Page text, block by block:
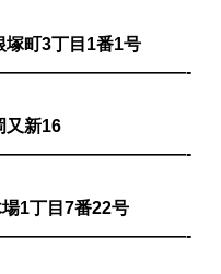
塚町3丁⽬1番1号
⼜新16
1丁⽬7番22号